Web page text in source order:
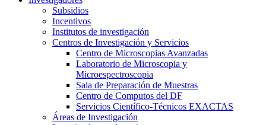
Subsidios
Incentivos
Institutos de investigación
Centros de Investigación y Servicios
Centro de Microscopias Avanzadas
Laboratorio de Microscopia y
Microespectroscopia
Sala de Preparación de Muestras
Centro de Computos del DF
Servicios Científico-Técnicos EXACTAS
Áreas de Investigación